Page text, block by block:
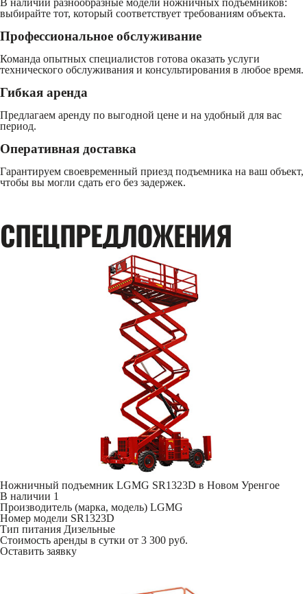
В наличии разнообразные модели ножничных подъемников:
выбирайте тот, который соответствует требованиям объекта.
Профессиональное обслуживание
Команда опытных специалистов готова оказать услуги
технического обслуживания и консультирования в любое время.
Гибкая аренда
Предлагаем аренду по выгодной цене и на удобный для вас
период.
Оперативная доставка
Гарантируем своевременный приезд подъемника на ваш объект,
чтобы вы могли сдать его без задержек.
CПЕЦПРЕДЛОЖЕНИЯ
Ножничный подъемник LGMG SR1323D в Новом Уренгое
В наличии 1
Производитель (марка, модель) LGMG
Номер модели SR1323D
Тип питания Дизельные
Стоимость аренды в сутки от 3 300 руб.
Оставить заявку